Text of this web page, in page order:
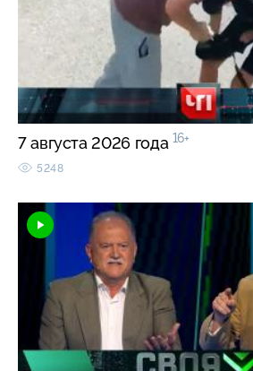
7 августа 2026 года 16+
5248